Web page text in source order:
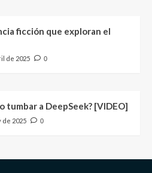
ficción que exploran el
de 2025 0
a DeepSeek? [VIDEO]
de 2025 0